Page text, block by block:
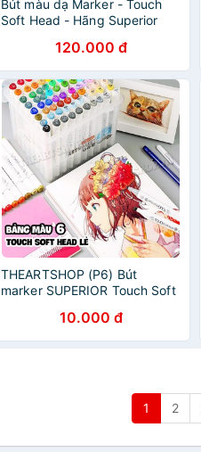
Bút màu dạ Marker - Touch
Soft Head - Hãng Superior
120.000 đ
THEARTSHOP (P6) Bút
marker SUPERIOR Touch Soft
10.000 đ
1 2